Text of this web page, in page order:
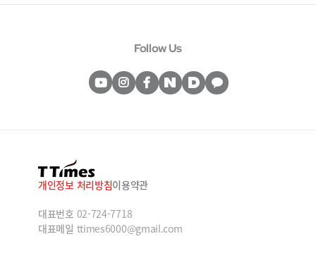
Follow Us
개인정보 처리방침이용약관
대표번호 02-724-7718
대표메일 ttimes6000@gmail.com